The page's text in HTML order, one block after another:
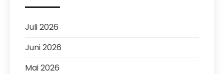
Juli 2026
Juni 2026
Mai 2026